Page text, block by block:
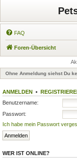
FAQ
Foren-Übersicht
Ohne Anmeldung siehst Du
ANMELDEN •
Benutzername:
Passwort:
Ich habe mein Passwort
WER IST ONLINE?